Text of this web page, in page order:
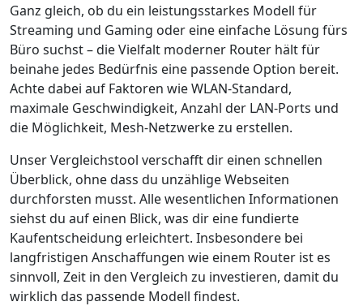
Ganz gleich, ob du ein leistungsstarkes Modell für
Streaming und Gaming oder eine einfache Lösung fürs
Büro suchst – die Vielfalt moderner Router hält für
beinahe jedes Bedürfnis eine passende Option bereit.
Achte dabei auf Faktoren wie WLAN-Standard,
maximale Geschwindigkeit, Anzahl der LAN-Ports und
die Möglichkeit, Mesh-Netzwerke zu erstellen.
Unser Vergleichstool verschafft dir einen schnellen
Überblick, ohne dass du unzählige Webseiten
durchforsten musst. Alle wesentlichen Informationen
siehst du auf einen Blick, was dir eine fundierte
Kaufentscheidung erleichtert. Insbesondere bei
langfristigen Anschaffungen wie einem Router ist es
sinnvoll, Zeit in den Vergleich zu investieren, damit du
wirklich das passende Modell findest.